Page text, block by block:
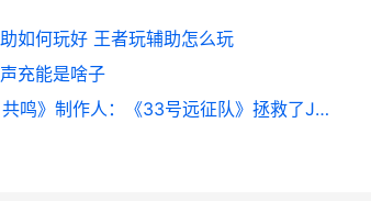
如何玩好 王者玩辅助怎么玩
充能是啥子
《FF：共鸣》制作人：《33号远征队》拯救了JRPG ff14共鸣的断章获取限制